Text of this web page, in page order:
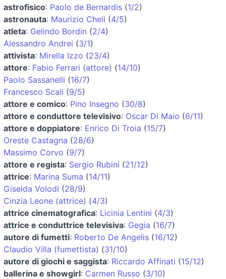
astrofisico: Paolo de Bernardis (1/2)
astronauta: Maurizio Cheli (4/5)
atleta: Gelindo Bordin (2/4)
Alessandro Andrei (3/1)
attivista: Mirella Izzo (23/4)
attore: Fabio Ferrari (attore) (14/10)
Paolo Sassanelli (16/7)
Francesco Scali (9/5)
attore e comico: Pino Insegno (30/8)
attore e conduttore televisivo: Oscar Di Maio (6/11)
attore e doppiatore: Enrico Di Troia (15/7)
Oreste Castagna (28/6)
Massimo Corvo (9/7)
attore e regista: Sergio Rubini (21/12)
attrice: Marina Suma (14/11)
Giselda Volodi (28/9)
Cinzia Leone (attrice) (4/3)
attrice cinematografica: Licinia Lentini (4/3)
attrice e conduttrice televisiva: Gegia (16/7)
autore di fumetti: Roberto De Angelis (16/12)
Claudio Villa (fumettista) (31/10)
autore di giochi e saggista: Riccardo Affinati (15/12)
ballerina e showgirl: Carmen Russo (3/10)